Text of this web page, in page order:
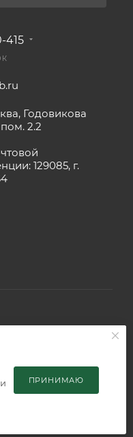
415
Годовикова
пом. 2.2
129085, г.
положениями
ПРИНИМАЮ